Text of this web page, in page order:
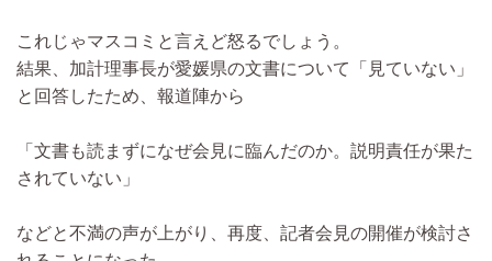
これじゃマスコミと言えど怒るでしょう。
結果、加計理事長が愛媛県の文書について「見ていない」
と回答したため、報道陣から
「文書も読まずになぜ会見に臨んだのか。説明責任が果た
されていない」
などと不満の声が上がり、再度、記者会見の開催が検討さ